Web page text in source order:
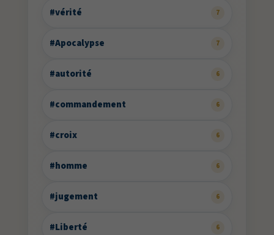
#vérité 7
#Apocalypse 7
#autorité 6
#commandement 6
#croix 6
#homme 6
#jugement 6
#Liberté 6